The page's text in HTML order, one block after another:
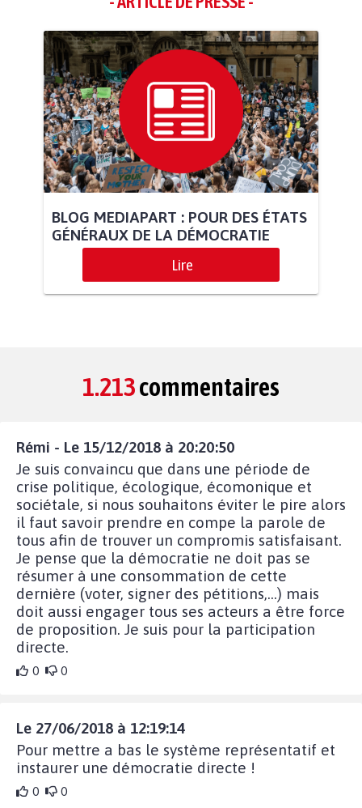
BLOG MEDIAPART : POUR DES ÉTATS
GÉNÉRAUX DE LA DÉMOCRATIE
Lire
1.213commentaires
Rémi - Le 15/12/2018 à 20:20:50
Je suis convaincu que dans une période de
crise politique, écologique, écomonique et
sociétale, si nous souhaitons éviter le pire alors
il faut savoir prendre en compe la parole de
tous afin de trouver un compromis satisfaisant.
Je pense que la démocratie ne doit pas se
résumer à une consommation de cette
dernière (voter, signer des pétitions,...) mais
doit aussi engager tous ses acteurs a être force
de proposition. Je suis pour la participation
directe.
0 0
Le 27/06/2018 à 12:19:14
Pour mettre a bas le système représentatif et
instaurer une démocratie directe !
0 0